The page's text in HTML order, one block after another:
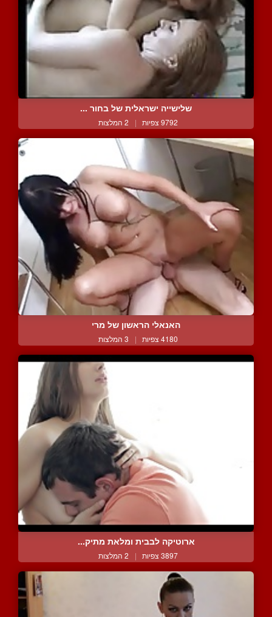
שלישייה ישראלית של בחור ...
9792 צפיות | 2 המלצות
האנאלי הראשון של מרי
4180 צפיות | 3 המלצות
ארוטיקה לבבית ומלאת מתיק...
3897 צפיות | 2 המלצות